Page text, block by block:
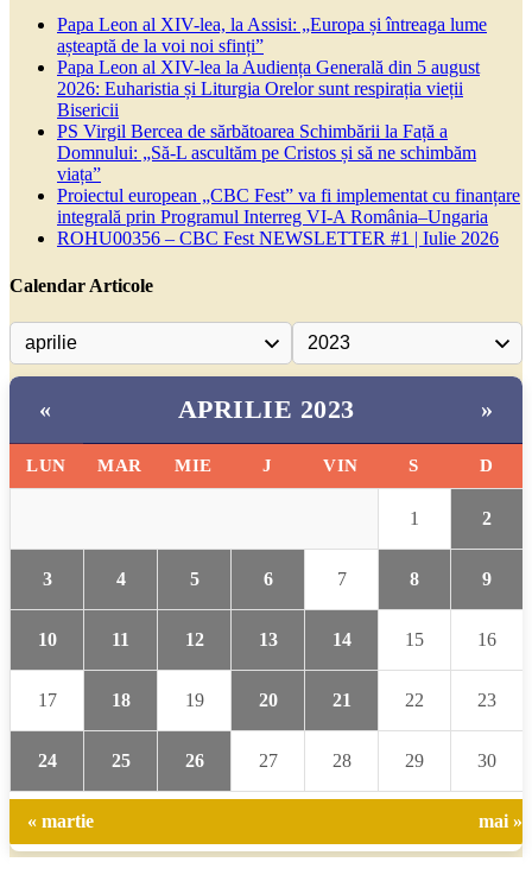
Papa Leon al XIV-lea, la Assisi: „Europa și întreaga lume
așteaptă de la voi noi sfinți”
Papa Leon al XIV-lea la Audiența Generală din 5 august
2026: Euharistia și Liturgia Orelor sunt respirația vieții
Bisericii
PS Virgil Bercea de sărbătoarea Schimbării la Față a
Domnului: „Să-L ascultăm pe Cristos și să ne schimbăm
viața”
Proiectul european „CBC Fest” va fi implementat cu finanțare
integrală prin Programul Interreg VI-A România–Ungaria
ROHU00356 – CBC Fest NEWSLETTER #1 | Iulie 2026
Calendar Articole
« APRILIE 2023 »
LUN MAR MIE J VIN S D
1 2
3 4 5 6 7 8 9
10 11 12 13 14 15 16
17 18 19 20 21 22 23
24 25 26 27 28 29 30
« martie mai »